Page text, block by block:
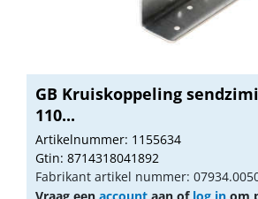
GB Kruiskoppeling
110...
Artikelnummer: 1155634
Gtin: 8714318041892
Fabrikant artikel nummer: